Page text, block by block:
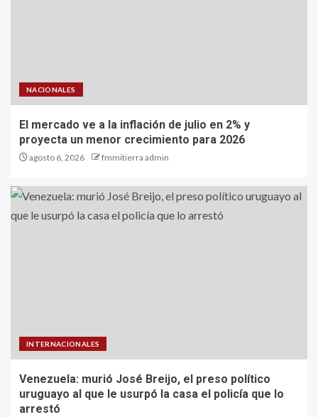
NACIONALES
El mercado ve a la inflación de julio en 2% y
proyecta un menor crecimiento para 2026
agosto 6, 2026 fmmitierra admin
INTERNACIONALES
Venezuela: murió José Breijo, el preso político
uruguayo al que le usurpó la casa el policía que lo
arrestó